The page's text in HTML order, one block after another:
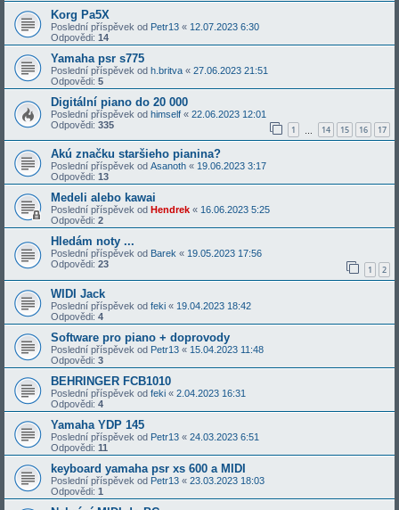
Korg Pa5X
Poslední příspěvek od Petr13 « 12.07.2023 6:30
Odpovědi: 14
Yamaha psr s775
Poslední příspěvek od h.britva « 27.06.2023 21:51
Odpovědi: 5
Digitální piano do 20 000
Poslední příspěvek od himself « 22.06.2023 12:01
Odpovědi: 335 1 14 15 16 17
Akú značku staršieho pianina?
Poslední příspěvek od Asanoth « 19.06.2023 3:17
Odpovědi: 13
Medeli alebo kawai
Poslední příspěvek od Hendrek « 16.06.2023 5:25
Odpovědi: 2
Hledám noty ...
Poslední příspěvek od Barek « 19.05.2023 17:56
Odpovědi: 23 1 2
WIDI Jack
Poslední příspěvek od feki « 19.04.2023 18:42
Odpovědi: 4
Software pro piano + doprovody
Poslední příspěvek od Petr13 « 15.04.2023 11:48
Odpovědi: 3
BEHRINGER FCB1010
Poslední příspěvek od feki « 2.04.2023 16:31
Odpovědi: 4
Yamaha YDP 145
Poslední příspěvek od Petr13 « 24.03.2023 6:51
Odpovědi: 11
keyboard yamaha psr xs 600 a MIDI
Poslední příspěvek od Petr13 « 23.03.2023 18:03
Odpovědi: 1